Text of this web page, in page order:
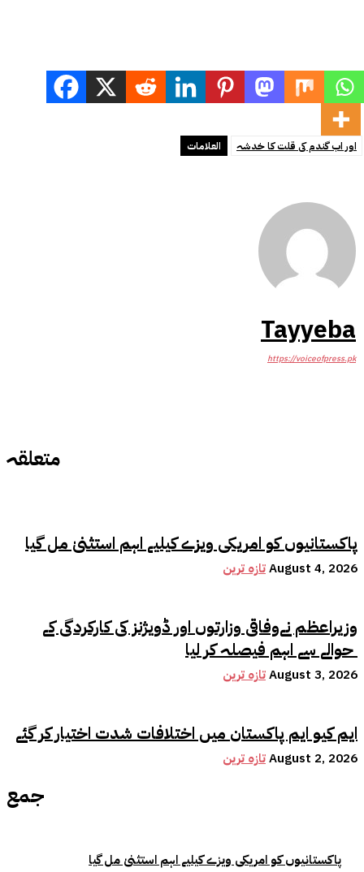
متعلقہ
پاکستانیوں کو امریکی ویزے کیلیے اہم استثنیٰ مل گیا
تازہ ترینAugust 4, 2026
وزیراعظم نےوفاقی وزارتوں اور ڈویژنز کی کارکردگی کے
حوالے سے اہم فیصلہ کر لیا
تازہ ترینAugust 3, 2026
ایم کیو ایم پاکستان میں اختلافات شدت اختیار کر گئے
تازہ ترینAugust 2, 2026
جمع
پاکستانیوں کو امریکی ویزے کیلیے اہم استثنیٰ مل گیا
العلامات اور اب گندم کی قلت کا خدشہ
Tayyeba
https://voiceofpress.pk